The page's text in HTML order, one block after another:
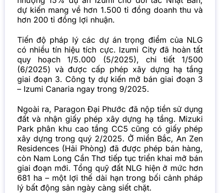
dự kiến mang về hơn 1.500 tỉ đồng doanh thu và
hơn 200 tỉ đồng lợi nhuận.
Tiến độ pháp lý các dự án trọng điểm của NLG
có nhiều tín hiệu tích cực. Izumi City đã hoàn tất
quy hoạch 1/5.000 (5/2025), chi tiết 1/500
(6/2025) và được cấp phép xây dựng hạ tầng
giai đoạn 3. Công ty dự kiến mở bán giai đoạn 3
– Izumi Canaria ngay trong 9/2025.
Ngoài ra, Paragon Đại Phước đã nộp tiền sử dụng
đất và nhận giấy phép xây dựng hạ tầng. Mizuki
Park phân khu cao tầng CC5 cũng có giấy phép
xây dựng trong quý 2/2025. Ở miền Bắc, An Zen
Residences (Hải Phòng) đã được phép bán hàng,
còn Nam Long Cần Thơ tiếp tục triển khai mở bán
giai đoạn mới. Tổng quỹ đất NLG hiện ở mức hơn
681 ha – một lợi thế dài hạn trong bối cảnh pháp
lý bất động sản ngày càng siết chặt.